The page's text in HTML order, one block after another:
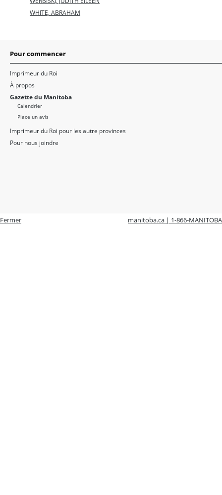
WHITE, ABRAHAM
Pour commencer
Imprimeur du Roi
À propos
Gazette du Manitoba
Calendrier
Place un avis
Imprimeur du Roi pour les autre provinces
Pour nous joindre
Fermer manitoba.ca | 1-866-MANITOBA